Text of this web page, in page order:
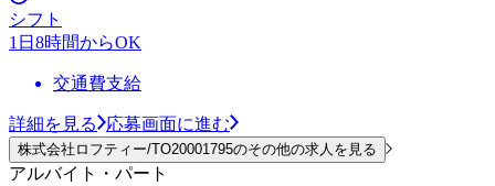
シフト
1日8時間からOK
交通費支給
詳細を見る 応募画面に進む
株式会社ロフティー/TO20001795のその他の求人を見る
アルバイト・パート